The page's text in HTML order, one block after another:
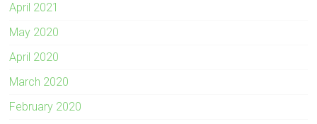
April 2021
May 2020
April 2020
March 2020
February 2020